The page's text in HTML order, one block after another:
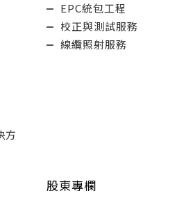
方
EPC統包工程
校正與測試服務
線纜照射服務
股東專欄